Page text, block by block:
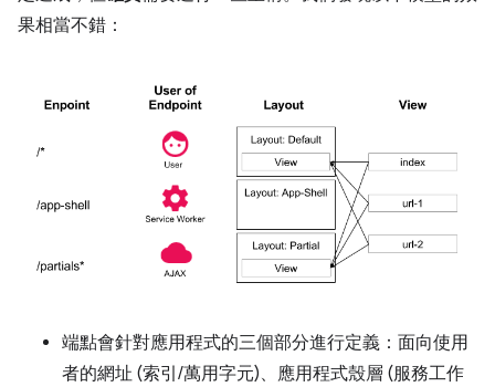
果相當不錯：
端點會針對應用程式的三個部分進行定義：面向使用
者的網址 (索引/萬用字元)、應用程式殼層 (服務工作